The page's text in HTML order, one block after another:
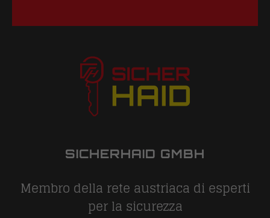
SICHERHAID GMBH
Membro della rete austriaca di esperti
per la sicurezza